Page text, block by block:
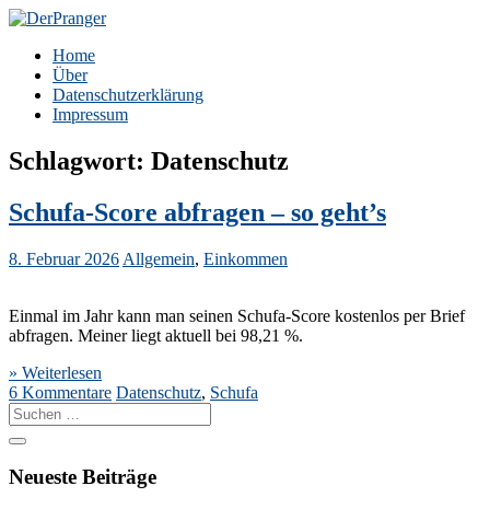
Zum
springen
DerPranger
Finanzen, Freiheit, Prangerei
Home
Über
Datenschutzerklärung
Impressum
Schlagwort: Datenschutz
Schufa-Score abfragen – so geht’s
8. Februar 2026 Allgemein, Einkommen
Einmal im Jahr kann man seinen Schufa-Score kostenlos per Brief
abfragen. Meiner liegt aktuell bei 98,21 %.
» Weiterlesen
6 Kommentare Datenschutz, Schufa
Suche
nach:
Neueste Beiträge